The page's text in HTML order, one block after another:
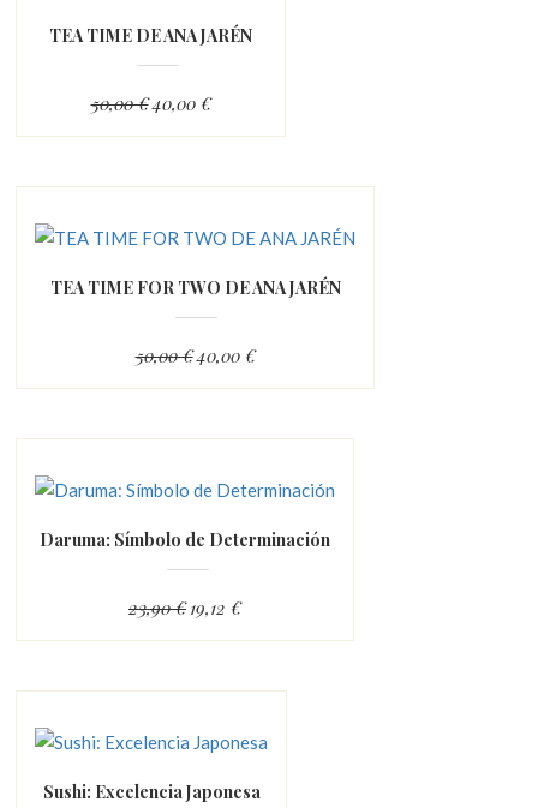
TEA TIME DE ANA JARÉN
50,00 €40,00 €
TEA TIME FOR TWO DE ANA JARÉN
50,00 €40,00 €
Daruma: Símbolo de Determinación
23,90 € 19,12 €
Sushi: Excelencia Japonesa